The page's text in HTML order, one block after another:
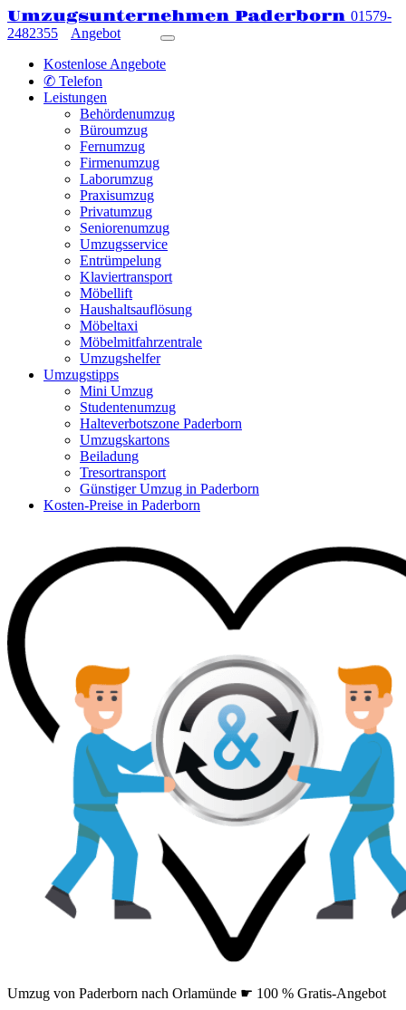
Umzugsunternehmen Paderborn 01579-
2482355
Angebot
Kostenlose Angebote
✆ Telefon
Leistungen
Behördenumzug
Büroumzug
Fernumzug
Firmenumzug
Laborumzug
Praxisumzug
Privatumzug
Seniorenumzug
Umzugsservice
Entrümpelung
Klaviertransport
Möbellift
Haushaltsauflösung
Möbeltaxi
Möbelmitfahrzentrale
Umzugshelfer
Umzugstipps
Mini Umzug
Studentenumzug
Halteverbotszone Paderborn
Umzugskartons
Beiladung
Tresortransport
Günstiger Umzug in Paderborn
Kosten-Preise in Paderborn
Umzug von Paderborn nach Orlamünde ☛ 100 % Gratis-Angebot